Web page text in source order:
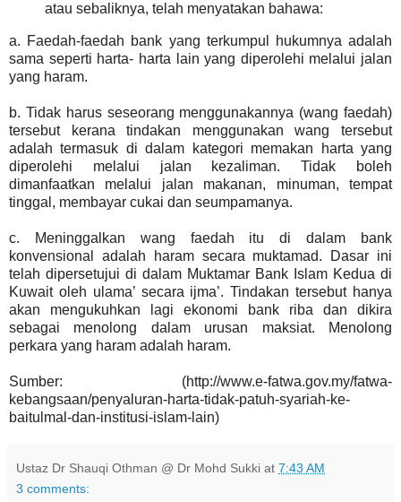
atau sebaliknya, telah menyatakan bahawa:
a. Faedah-faedah bank yang terkumpul hukumnya adalah
sama seperti harta- harta lain yang diperolehi melalui jalan
yang haram.
b. Tidak harus seseorang menggunakannya (wang faedah)
tersebut kerana tindakan menggunakan wang tersebut
adalah termasuk di dalam kategori memakan harta yang
diperolehi melalui jalan kezaliman. Tidak boleh
dimanfaatkan melalui jalan makanan, minuman, tempat
tinggal, membayar cukai dan seumpamanya.
c. Meninggalkan wang faedah itu di dalam bank
konvensional adalah haram secara muktamad. Dasar ini
telah dipersetujui di dalam Muktamar Bank Islam Kedua di
Kuwait oleh ulama’ secara ijma’. Tindakan tersebut hanya
akan mengukuhkan lagi ekonomi bank riba dan dikira
sebagai menolong dalam urusan maksiat. Menolong
perkara yang haram adalah haram.
Sumber: (http://www.e-fatwa.gov.my/fatwa-
kebangsaan/penyaluran-harta-tidak-patuh-syariah-ke-
baitulmal-dan-institusi-islam-lain)
Ustaz Dr Shauqi Othman @ Dr Mohd Sukki at 7:43 AM
3 comments: